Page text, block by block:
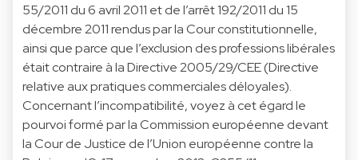
55/2011 du 6 avril 2011 et de l’arrêt 192/2011 du 15
décembre 2011 rendus par la Cour constitutionnelle,
ainsi que parce que l’exclusion des professions libérales
était contraire à la Directive 2005/29/CEE (Directive
relative aux pratiques commerciales déloyales).
Concernant l’incompatibilité, voyez à cet égard le
pourvoi formé par la Commission européenne devant
la Cour de Justice de l’Union européenne contre la